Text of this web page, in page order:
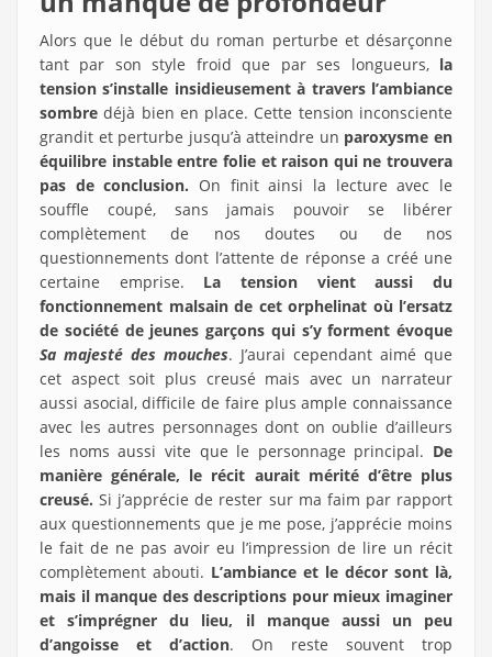
Alors que le début du roman perturbe et désarçonne
tant par son style froid que par ses longueurs, la
tension s’installe insidieusement à travers l’ambiance
sombre déjà bien en place. Cette tension inconsciente
grandit et perturbe jusqu’à atteindre un paroxysme en
équilibre instable entre folie et raison qui ne trouvera
pas de conclusion. On finit ainsi la lecture avec le
souffle coupé, sans jamais pouvoir se libérer
complètement de nos doutes ou de nos
questionnements dont l’attente de réponse a créé une
certaine emprise. La tension vient aussi du
fonctionnement malsain de cet orphelinat où l’ersatz
de société de jeunes garçons qui s’y forment évoque
Sa majesté des mouches. J’aurai cependant aimé que
cet aspect soit plus creusé mais avec un narrateur
aussi asocial, difficile de faire plus ample connaissance
avec les autres personnages dont on oublie d’ailleurs
les noms aussi vite que le personnage principal. De
manière générale, le récit aurait mérité d’être plus
creusé. Si j’apprécie de rester sur ma faim par rapport
aux questionnements que je me pose, j’apprécie moins
le fait de ne pas avoir eu l’impression de lire un récit
complètement abouti. L’ambiance et le décor sont là,
mais il manque des descriptions pour mieux imaginer
et s’imprégner du lieu, il manque aussi un peu
d’angoisse et d’action. On reste souvent trop